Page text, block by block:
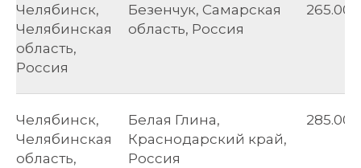
Челябинск,
Челябинская
область,
Россия
Безенчук, Самарская
область, Россия
265.00
Челябинск,
Челябинская
область,
Белая Глина,
Краснодарский край,
Россия
285.00